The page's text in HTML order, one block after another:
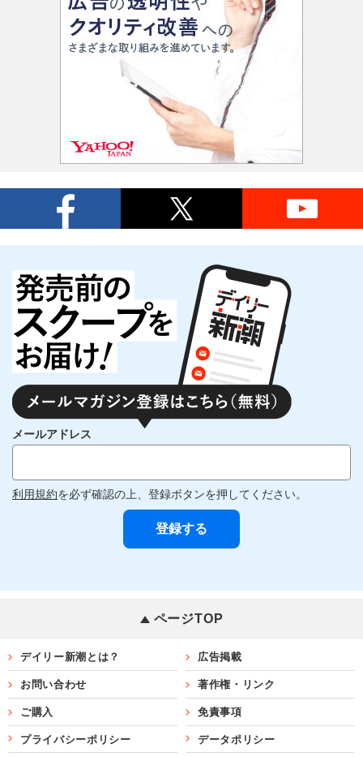
メールアドレス
利用規約を必ず確認の上、登録ボタンを押してください。
ページTOP
デイリー新潮とは？ 広告掲載
お問い合わせ 著作権・リンク
ご購入 免責事項
プライバシーポリシー データポリシー